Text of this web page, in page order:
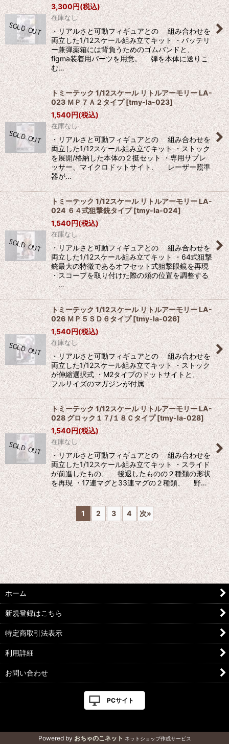
3,300円(税込)
在庫なし
・リアルさと可動フィギュアとの 組み合わせを
両立した1/12スケール組み立てキット ・バッテリ
ー兼弾薬箱には背負うためのゴムバンドと、
figma装着用パーツを用意。 弾を本体に送りこ
む…
トミーテック 1/12スケール リトルアーモリー LA-
023 ＭＰ７Ａ２タイプ[tmy-la-023]
1,540円(税込)
在庫なし
・リアルさと可動フィギュアとの 組み合わせを
両立した1/12スケール組み立てキット ・ストック
を展開/格納した本体の２挺セット ・専用サプレ
ッサー、マイクロドットサイト、 レーザー照準
器が…
トミーテック 1/12スケール リトルアーモリー LA-
024 ６４式狙撃銃タイプ[tmy-la-024]
1,540円(税込)
在庫なし
・リアルさと可動フィギュアとの 組み合わせを
両立した1/12スケール組み立てキット ・64式狙撃
銃最大の特徴であるオフセット式狙撃眼鏡を再現
・スコープを取り付けた際の頬の位置を調整する
…
トミーテック 1/12スケール リトルアーモリー LA-
026 ＭＰ５ＳＤ６タイプ[tmy-la-026]
1,540円(税込)
在庫なし
・リアルさと可動フィギュアとの 組み合わせを
両立した1/12スケール組み立てキット ・ストック
が伸縮選択式 ・M2タイプのドットサイトと、
フルサイズのマガジンが付属
トミーテック 1/12スケール リトルアーモリー LA-
028 グロック１７/１８Ｃタイプ[tmy-la-028]
1,540円(税込)
在庫なし
・リアルさと可動フィギュアとの 組み合わせを
両立した1/12スケール組み立てキット ・スライド
が前進したもの、 後退したものの２種類の形状
を再現 ・17連マグと33連マグの２種類、 野…
1 2 3 4 次»
ホーム
新規登録はこちら
特定商取引法表示
利用詳細
お問い合わせ
PCサイト
Powered by おちゃのこネット ネットショップ作成サービス